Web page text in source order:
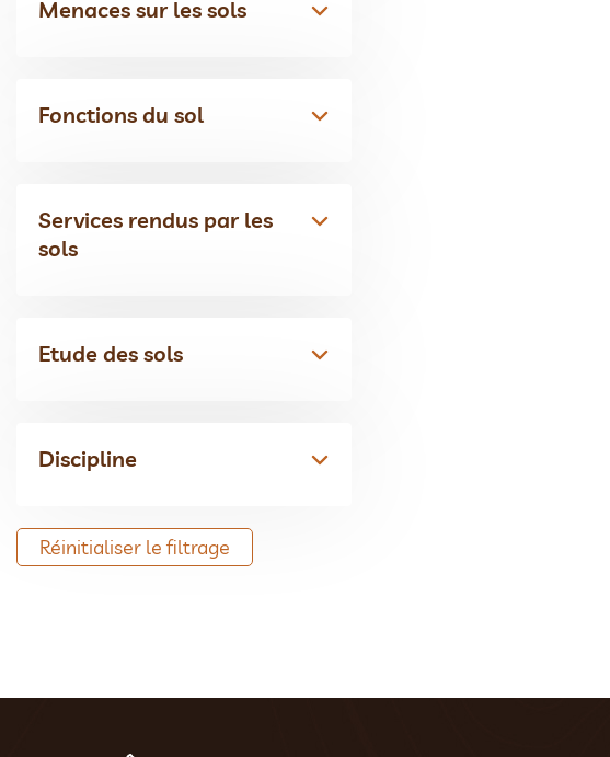
Menaces sur les sols
Fonctions du sol
Services rendus par les
sols
Etude des sols
Discipline
Réinitialiser le filtrage